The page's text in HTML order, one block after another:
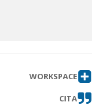
WORKSPACE
CITA